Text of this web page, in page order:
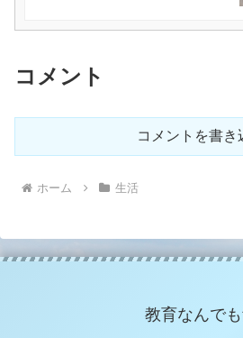
コメント
コメントを書き
ホーム 生活
教育なんで